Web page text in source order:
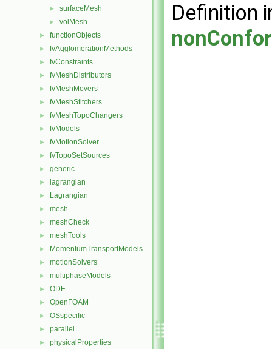
► surfaceMesh
► volMesh
► functionObjects
► fvAgglomerationMethods
► fvConstraints
► fvMeshDistributors
► fvMeshMovers
► fvMeshStitchers
► fvMeshTopoChangers
► fvModels
► fvMotionSolver
► fvTopoSetSources
► generic
► lagrangian
► Lagrangian
► mesh
► meshCheck
► meshTools
► MomentumTransportModels
► motionSolvers
► multiphaseModels
► ODE
► OpenFOAM
► OSspecific
► parallel
► physicalProperties
Definition